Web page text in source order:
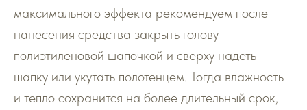
максимального эффекта рекомендуем после
нанесения средства закрыть голову
полиэтиленовой шапочкой и сверху надеть
шапку или укутать полотенцем. Тогда влажность
и тепло сохранится на более длительный срок,